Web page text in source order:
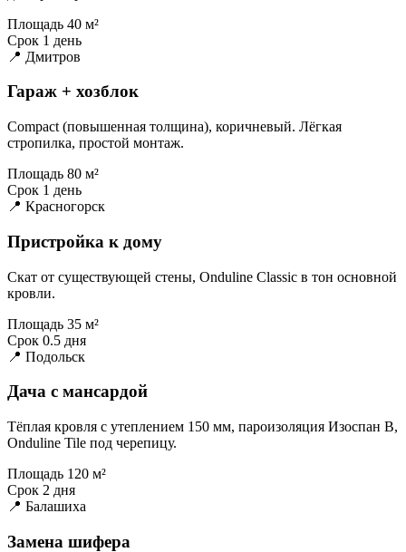
Площадь 40 м²
Срок 1 день
📍 Дмитров
Гараж + хозблок
Compact (повышенная толщина), коричневый. Лёгкая
стропилка, простой монтаж.
Площадь 80 м²
Срок 1 день
📍 Красногорск
Пристройка к дому
Скат от существующей стены, Onduline Classic в тон основной
кровли.
Площадь 35 м²
Срок 0.5 дня
📍 Подольск
Дача с мансардой
Тёплая кровля с утеплением 150 мм, пароизоляция Изоспан B,
Onduline Tile под черепицу.
Площадь 120 м²
Срок 2 дня
📍 Балашиха
Замена шифера